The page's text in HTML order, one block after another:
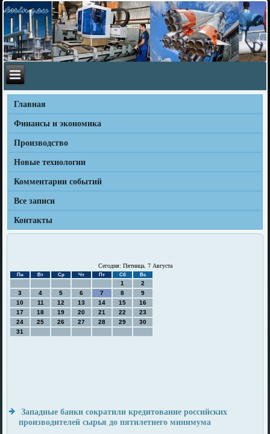
Главная
Финансы и экономика
Производство
Новые технологии
Комментарии событий
Все записи
Контакты
Сегодня: Пятница, 7 Августа
Пн Вт Ср Чт Пт Сб Вс
1
2
3
4 5 6 7 8
9
10
11 12 13 14 15
16
17
18 19 20 21 22
23
24
25 26 27 28 29
30
31
Западные банки сократили кредитование российских
производителей сырья до пятилетнего минимума